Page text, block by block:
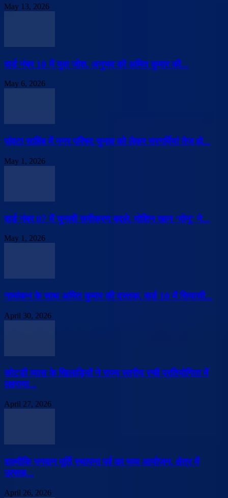
May 13, 2026
वार्ड नंबर 10 में युवा जोश, अनुभव को अमित कुमार की...
May 6, 2026
पांवटा साहिब में नगर परिषद चुनाव को लेकर सरगर्मियां तेज हो...
May 1, 2026
वार्ड नंबर 07 में चुनावी समीकरण बदले, मोशिन खान ‘मोनू’ ने...
May 1, 2026
नामांकन के साथ अमित कुमार की दस्तक, वार्ड 10 में सियासी...
April 30, 2026
कोटडी व्यास के खिलाड़ियों ने राज्य स्तरीय रग्बी प्रतियोगिता में
लहराया...
April 27, 2026
वाल्मीकि भगवान मूर्ति स्थापना पर्व का भव्य आयोजन, क्षेत्र में
उत्साह...
April 26, 2026